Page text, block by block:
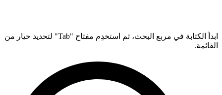
ابدأ الكتابة في مربع البحث، ثم استخدِم مفتاح "Tab" لتحديد خيار من
القائمة.